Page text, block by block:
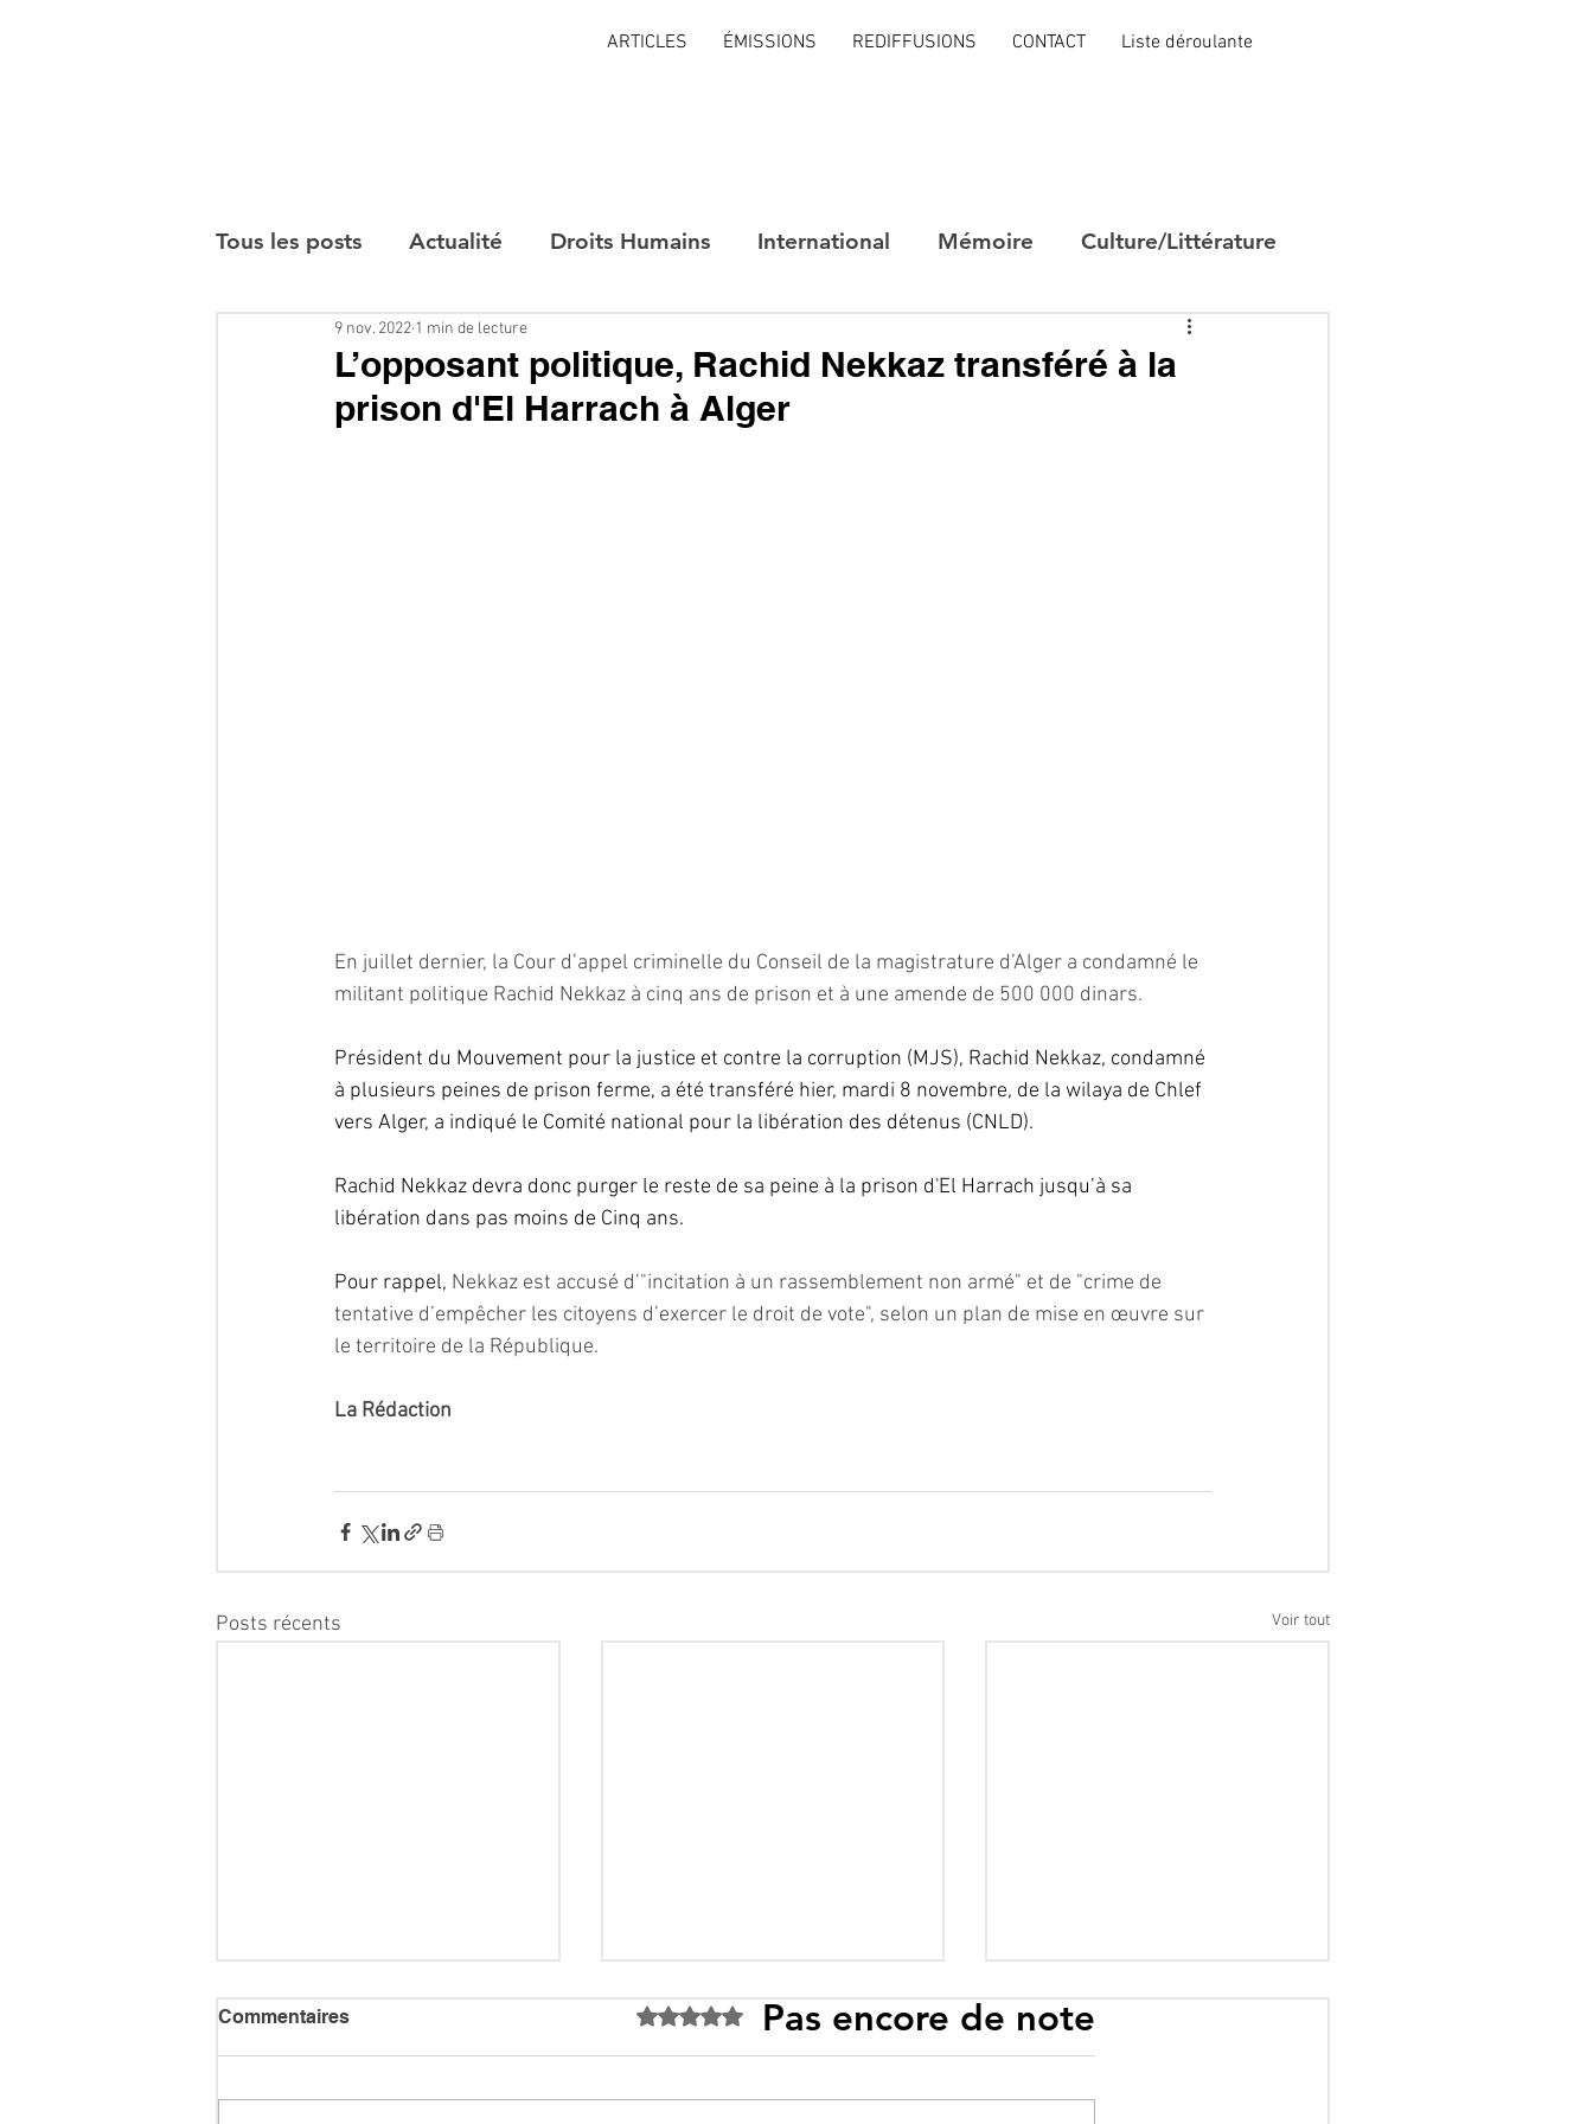
ARTICLES ÉMISSIONS REDIFFUSIONS CONTACT Liste déroulante
Tous les posts Actualité Droits Humains International Mémoire Culture/Littérature
Interviews
L’opposant politique, Rachid Nekkaz transféré à la
prison d'El Harrach à Alger
9 nov. 2022 1 min de lecture
En juillet dernier, la Cour d’appel criminelle du Conseil de la magistrature d’Alger a condamné le
militant politique Rachid Nekkaz à cinq ans de prison et à une amende de 500 000 dinars.
Président du Mouvement pour la justice et contre la corruption (MJS), Rachid Nekkaz, condamné
à plusieurs peines de prison ferme, a été transféré hier, mardi 8 novembre, de la wilaya de Chlef
vers Alger, a indiqué le Comité national pour la libération des détenus (CNLD).
Rachid Nekkaz devra donc purger le reste de sa peine à la prison d'El Harrach jusqu’à sa
libération dans pas moins de Cinq ans.
Pour rappel, Nekkaz est accusé d’"incitation à un rassemblement non armé" et de "crime de
tentative d’empêcher les citoyens d’exercer le droit de vote", selon un plan de mise en œuvre sur
le territoire de la République.
La Rédaction
Posts récents Voir tout
Commentaires Noté 0 étoile sur 5.Pas encore de note